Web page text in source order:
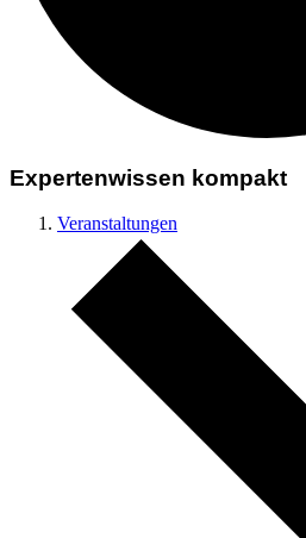
Expertenwissen kompakt
Veranstaltungen